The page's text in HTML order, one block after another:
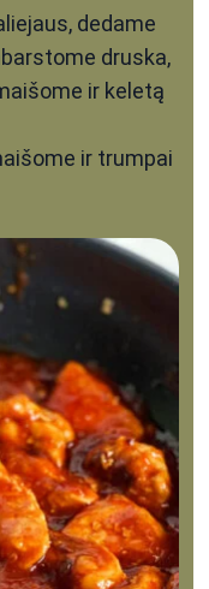
dedame
druska,
ir keletą
ir trumpai